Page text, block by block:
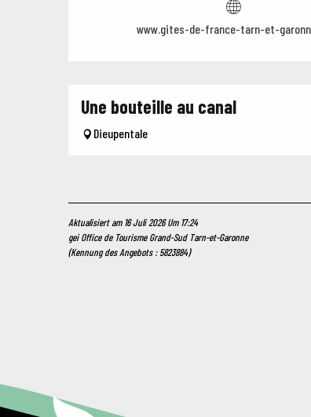
www.gites-de-france-tarn-et-
Une bouteille au canal
Dieupentale
Aktualisiert am 16 Juli 2026 Um 17:24
gei Office de Tourisme Grand-Sud Tarn-et-Garonne
(Kennung des Angebots :5823884)